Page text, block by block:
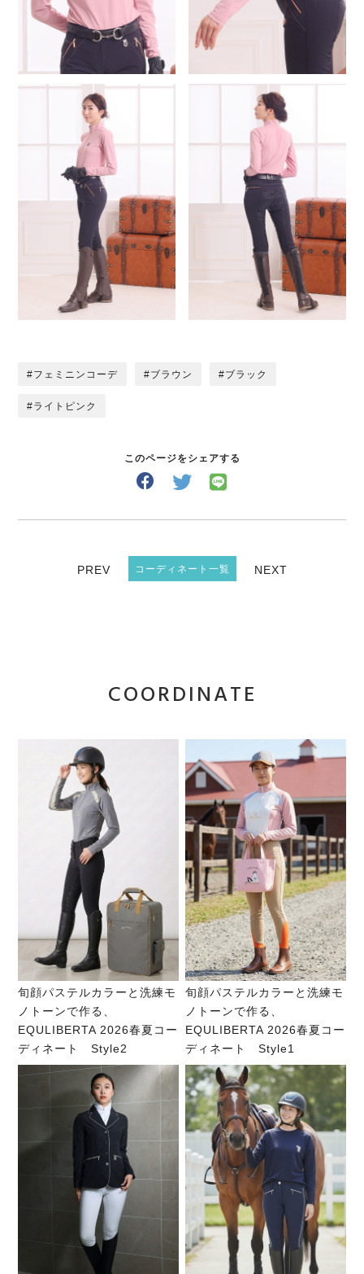
フェミニンコーデ ブラウン ブラック
ライトピンク
このページをシェアする
PREV コーディネート一覧 NEXT
COORDINATE
旬顔パステルカラーと洗練モ
ノトーンで作る、
EQULIBERTA 2026春夏コー
ディネート Style2
旬顔パステルカラーと洗練モ
ノトーンで作る、
EQULIBERTA 2026春夏コー
ディネート Style1